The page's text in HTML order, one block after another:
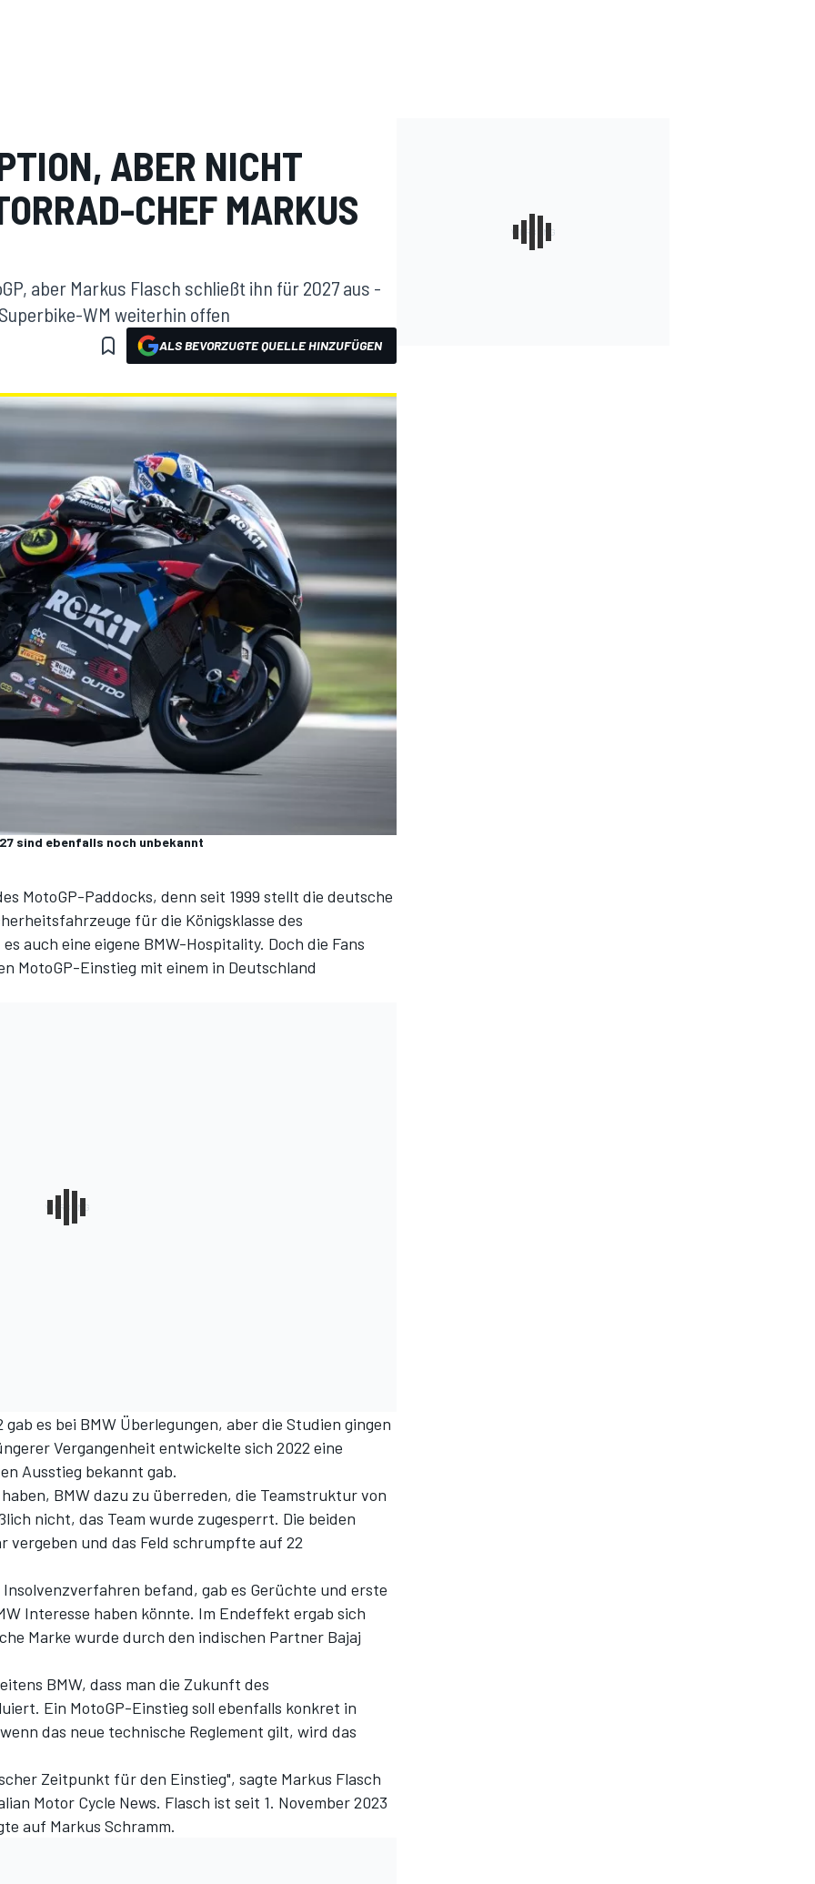
ABER NICHT
CHEF MARKUS
aber Markus Flasch schließt ihn für 2027 aus -
WM weiterhin offen
ALS BEVORZUGTE QUELLE HINZUFÜGEN
sind ebenfalls noch unbekannt
MotoGP-Paddocks, denn seit 1999 stellt die deutsche
für die Königsklasse des
auch eine eigene BMW-Hospitality. Doch die Fans
MotoGP-Einstieg mit einem in Deutschland
es bei BMW Überlegungen, aber die Studien gingen
Vergangenheit entwickelte sich 2022 eine
Ausstieg bekannt gab.
BMW dazu zu überreden, die Teamstruktur von
nicht, das Team wurde zugesperrt. Die beiden
und das Feld schrumpfte auf 22
befand, gab es Gerüchte und erste
Interesse haben könnte. Im Endeffekt ergab sich
Marke wurde durch den indischen Partner Bajaj
BMW, dass man die Zukunft des
Ein MotoGP-Einstieg soll ebenfalls konkret in
das neue technische Reglement gilt, wird das
Zeitpunkt für den Einstieg", sagte Markus Flasch
Motor Cycle News. Flasch ist seit 1. November 2023
auf Markus Schramm.